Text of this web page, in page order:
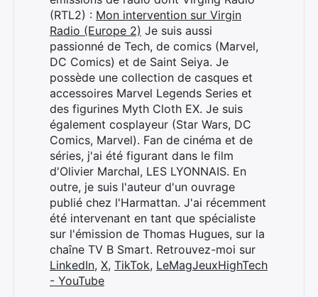
(RTL2) : Mon intervention sur Virgin
Radio (Europe 2) Je suis aussi
passionné de Tech, de comics (Marvel,
DC Comics) et de Saint Seiya. Je
possède une collection de casques et
accessoires Marvel Legends Series et
des figurines Myth Cloth EX. Je suis
également cosplayeur (Star Wars, DC
Comics, Marvel). Fan de cinéma et de
séries, j'ai été figurant dans le film
d'Olivier Marchal, LES LYONNAIS. En
outre, je suis l'auteur d'un ouvrage
publié chez l'Harmattan. J'ai récemment
été intervenant en tant que spécialiste
sur l'émission de Thomas Hugues, sur la
chaîne TV B Smart. Retrouvez-moi sur
LinkedIn, X, TikTok, LeMagJeuxHighTech
- YouTube